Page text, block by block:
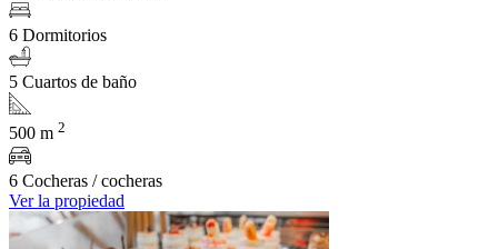
6 Dormitorios
5 Cuartos de baño
500 m 2
6 Cocheras / cocheras
Ver la propiedad